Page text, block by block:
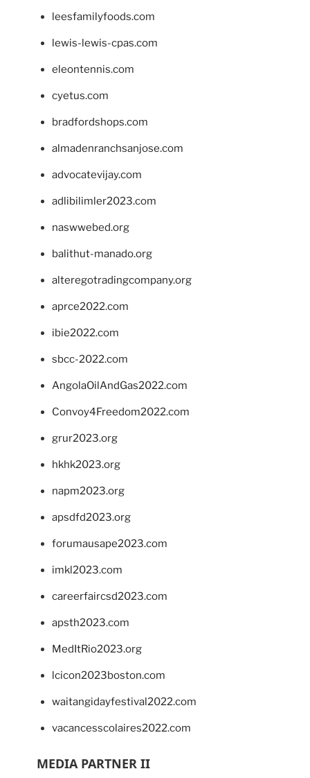
leesfamilyfoods.com
lewis-lewis-cpas.com
eleontennis.com
cyetus.com
bradfordshops.com
almadenranchsanjose.com
advocatevijay.com
adlibilimler2023.com
naswwebed.org
balithut-manado.org
alteregotradingcompany.org
aprce2022.com
ibie2022.com
sbcc-2022.com
AngolaOilAndGas2022.com
Convoy4Freedom2022.com
grur2023.org
hkhk2023.org
napm2023.org
apsdfd2023.org
forumausape2023.com
imkl2023.com
careerfaircsd2023.com
apsth2023.com
MedItRio2023.org
lcicon2023boston.com
waitangidayfestival2022.com
vacancesscolaires2022.com
MEDIA PARTNER II